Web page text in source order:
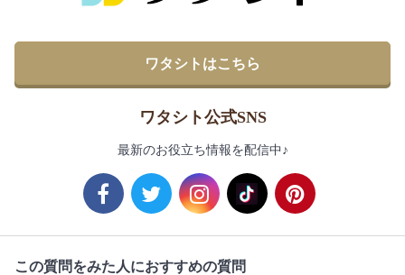
ワタシトはこちら
ワタシト公式SNS
最新のお役立ち情報を配信中♪
この質問をみた人におすすめの質問